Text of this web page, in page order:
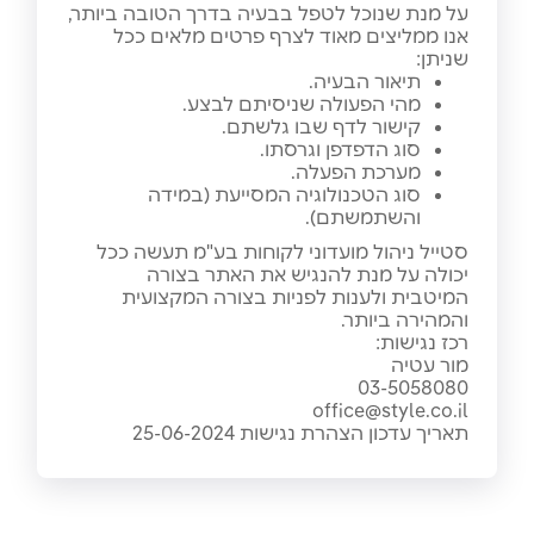
על מנת שנוכל לטפל בבעיה בדרך הטובה ביותר,
אנו ממליצים מאוד לצרף פרטים מלאים ככל
שניתן:
תיאור הבעיה.
מהי הפעולה שניסיתם לבצע.
קישור לדף שבו גלשתם.
סוג הדפדפן וגרסתו.
מערכת הפעלה.
סוג הטכנולוגיה המסייעת (במידה
והשתמשתם).
סטייל ניהול מועדוני לקוחות בע"מ תעשה ככל
יכולה על מנת להנגיש את האתר בצורה
המיטבית ולענות לפניות בצורה המקצועית
והמהירה ביותר.
רכז נגישות:
מור עטיה
03-5058080
office@style.co.il
תאריך עדכון הצהרת נגישות 25-06-2024